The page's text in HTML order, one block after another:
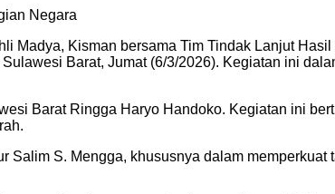
Madya, Kisman bersama Tim Tindak Lanjut
Barat, Jumat (6/3/2026). Kegiatan ini
Barat Ringga Haryo Handoko. Kegiatan ini
S. Mengga, khususnya dalam memperkuat